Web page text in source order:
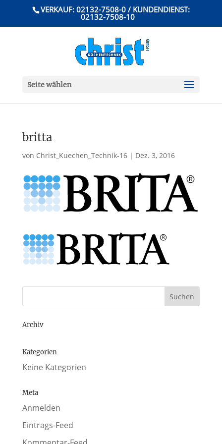
VERKAUF: 02132-7508-0 / KUNDENDIENST:
02132-7508-10
Seite wählen
britta
von Christ_Kuechen_Technik-16| Dez. 3, 2016
Archiv
Kategorien
Keine Kategorien
Meta
Anmelden
Eintrags-Feed